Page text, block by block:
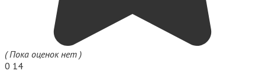
( Пока оценок нет )
0 14